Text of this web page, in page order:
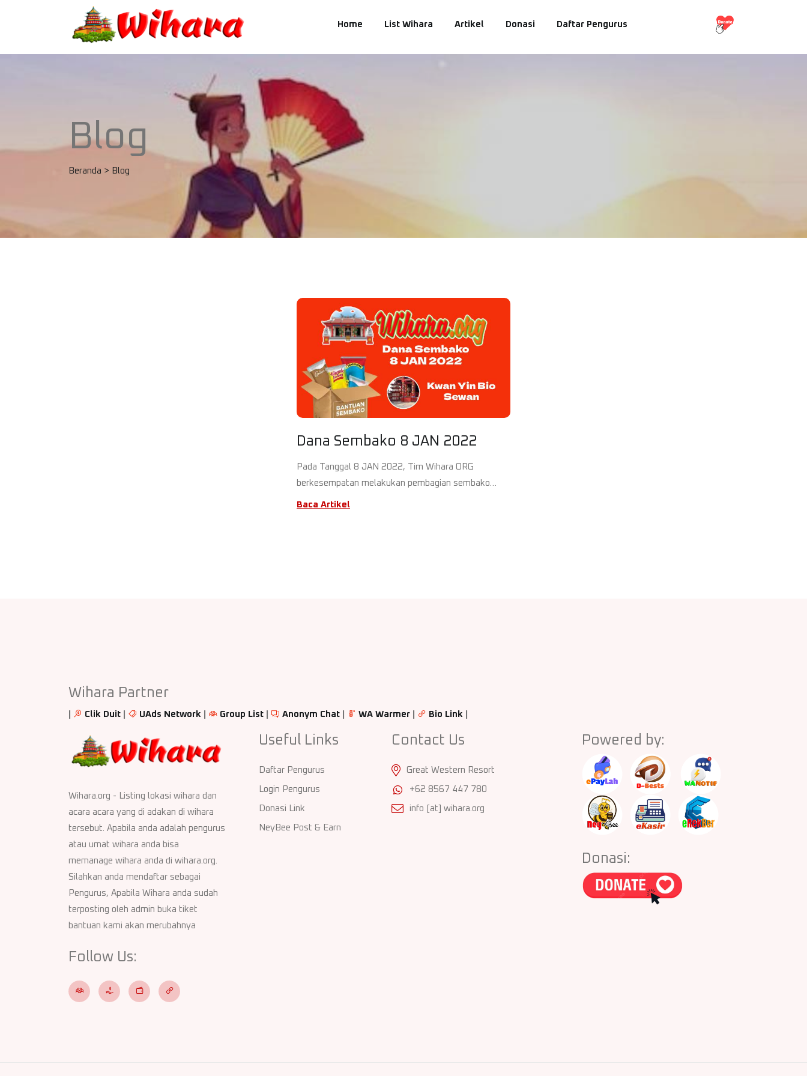
Home List Wihara Artikel Donasi Daftar Pengurus
Blog
Beranda > Blog
Dana Sembako 8 JAN 2022
Pada Tanggal 8 JAN 2022, Tim Wihara ORG
berkesempatan melakukan pembagian sembako
sebanyak 108 Paket...
Baca Artikel
Wihara Partner
Clik Duit UAds Network Group List Anonym Chat WA Warmer Bio Link
Wihara.org - Listing lokasi wihara dan
acara acara yang di adakan di wihara
tersebut. Apabila anda adalah pengurus
atau umat wihara anda bisa
memanage wihara anda di wihara.org.
Silahkan anda mendaftar sebagai
Pengurus, Apabila Wihara anda sudah
terposting oleh admin buka tiket
bantuan kami akan merubahnya
Follow Us:
Useful Links
Daftar Pengurus
Login Pengurus
Donasi Link
NeyBee Post & Earn
Contact Us
Great Western Resort
+62 8567 447 780
info [at] wihara.org
Powered by:
Donasi: